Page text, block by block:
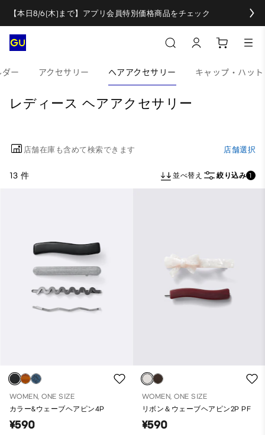
【本日8/6(木)まで】アプリ会員特別価格商品をチェック
ー アクセサリー ヘアアクセサリー キャップ・ハッ
レディース ヘアアクセサリー
店舗在庫も含めて検索できます 店舗選択
13 件 並べ替え 絞り込み 1
WOMEN, ONE SIZE
カラー&ウェーブヘアピン4P
¥590
WOMEN, ONE SIZE
リボン＆ウェーブヘアピン2P PF
¥590